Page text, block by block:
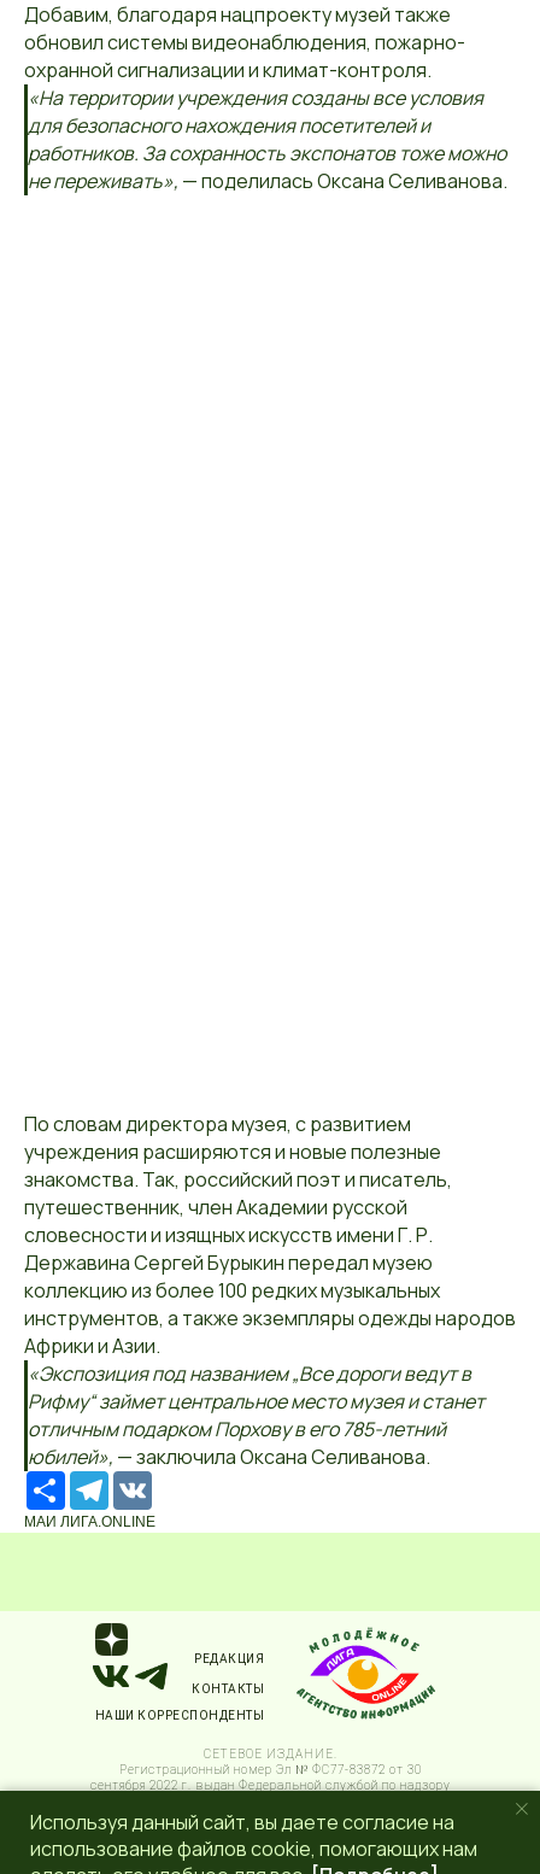
Добавим, благодаря нацпроекту музей также
обновил системы видеонаблюдения, пожарно-
охранной сигнализации и климат-контроля.
«На территории учреждения созданы все условия
для безопасного нахождения посетителей и
работников. За сохранность экспонатов тоже можно
не переживать», — поделилась Оксана Селиванова.
По словам директора музея, с развитием
учреждения расширяются и новые полезные
знакомства. Так, российский поэт и писатель,
путешественник, член Академии русской
словесности и изящных искусств имени Г. Р.
Державина Сергей Бурыкин передал музею
коллекцию из более 100 редких музыкальных
инструментов, а также экземпляры одежды народов
Африки и Азии.
«Экспозиция под названием „Все дороги ведут в
Рифму“ займет центральное место музея и станет
отличным подарком Порхову в его 785-летний
юбилей», — заключила Оксана Селиванова.
РесурсTelegram
МАИ ЛИГА.ONLINE
Используя данный сайт, вы даете согласие на
использование файлов cookie, помогающих нам
КОНТАКТЫ
НАШИ КОРРЕСПОНДЕНТЫ
РЕДАКЦИЯ
СЕТЕВОЕ ИЗДАНИЕ.
Регистрационный номер Эл № ФС77-83872 от 30
сентября 2022 г. выдан Федеральной службой по надзору
коммуникаций (Роскомнадзор) 6+.
Учредитель: Общественное молодежное движение
Псковской области "ЛИГА МОЛОДЕЖИ"